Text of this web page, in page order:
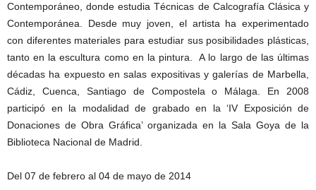
Contemporáneo, donde estudia Técnicas de Calcografía Clásica y
Contemporánea. Desde muy joven, el artista ha experimentado
con diferentes materiales para estudiar sus posibilidades plásticas,
tanto en la escultura como en la pintura. A lo largo de las últimas
décadas ha expuesto en salas expositivas y galerías de Marbella,
Cádiz, Cuenca, Santiago de Compostela o Málaga. En 2008
participó en la modalidad de grabado en la ‘IV Exposición de
Donaciones de Obra Gráfica’ organizada en la Sala Goya de la
Biblioteca Nacional de Madrid.
Del 07 de febrero al 04 de mayo de 2014